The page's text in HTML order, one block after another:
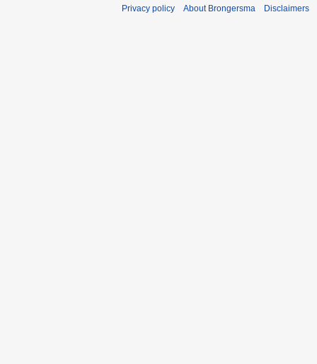
Privacy policy About Brongersma Disclaimers